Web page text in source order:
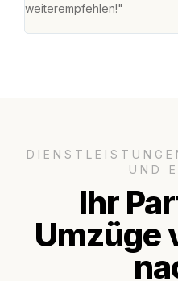
weiterempfehlen!"
UND
Ihr
Umzüge